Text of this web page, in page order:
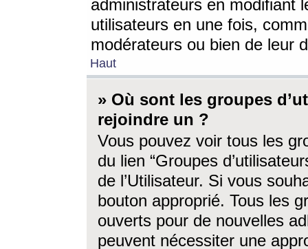
administrateurs en modifiant
utilisateurs en une fois,
modérateurs ou bien de leur
Haut
» Où sont les groupes
rejoindre un ?
Vous pouvez voir tous les
du lien “Groupes
de l’Utilisateur. Si vous
bouton approprié. Tous les
ouverts pour de nouvelles
peuvent nécessiter une